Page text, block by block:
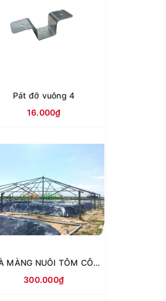
Pát đỡ vuông 4
16.000₫
NHÀ MÀNG NUÔI TÔM CÔNG NGHỆ CAO
300.000₫